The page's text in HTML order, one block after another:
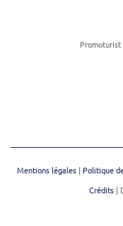
Promoturist
Mentions légales Politique
Crédits |